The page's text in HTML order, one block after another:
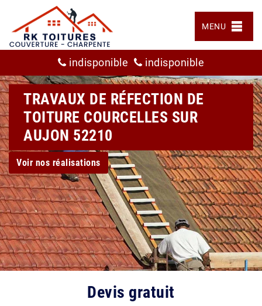
MENU
indisponible indisponible
TRAVAUX DE RÉFECTION DE
TOITURE COURCELLES SUR
AUJON 52210
Voir nos réalisations
Devis gratuit